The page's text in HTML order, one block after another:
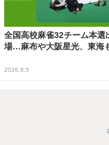
全国高校麻雀32チーム本選
場…麻布や大阪星光、東海
2026.8.5